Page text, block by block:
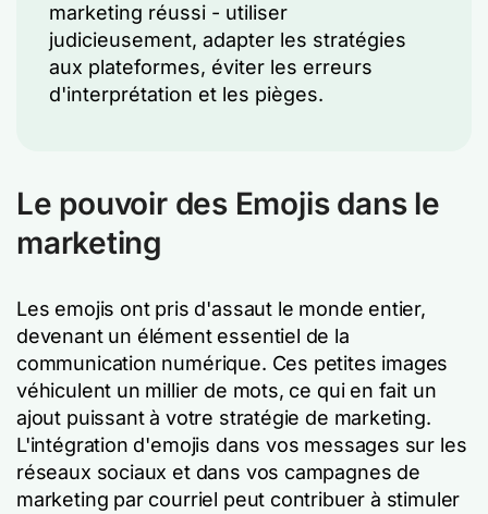
marketing réussi - utiliser
judicieusement, adapter les stratégies
aux plateformes, éviter les erreurs
d'interprétation et les pièges.
Le pouvoir des Emojis dans le
marketing
Les emojis ont pris d'assaut le monde entier,
devenant un élément essentiel de la
communication numérique. Ces petites images
véhiculent un millier de mots, ce qui en fait un
ajout puissant à votre stratégie de marketing.
L'intégration d'emojis dans vos messages sur les
réseaux sociaux et dans vos campagnes de
marketing par courriel peut contribuer à stimuler